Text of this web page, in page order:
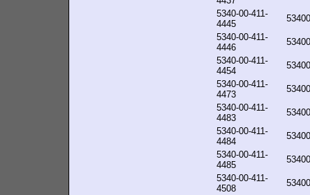
5340-00-411-
4445
5340-00-411-
4446
5340-00-411-
4454
5340-00-411-
4473
5340-00-411-
4483
5340-00-411-
4484
5340-00-411-
4485
5340-00-411-
4508